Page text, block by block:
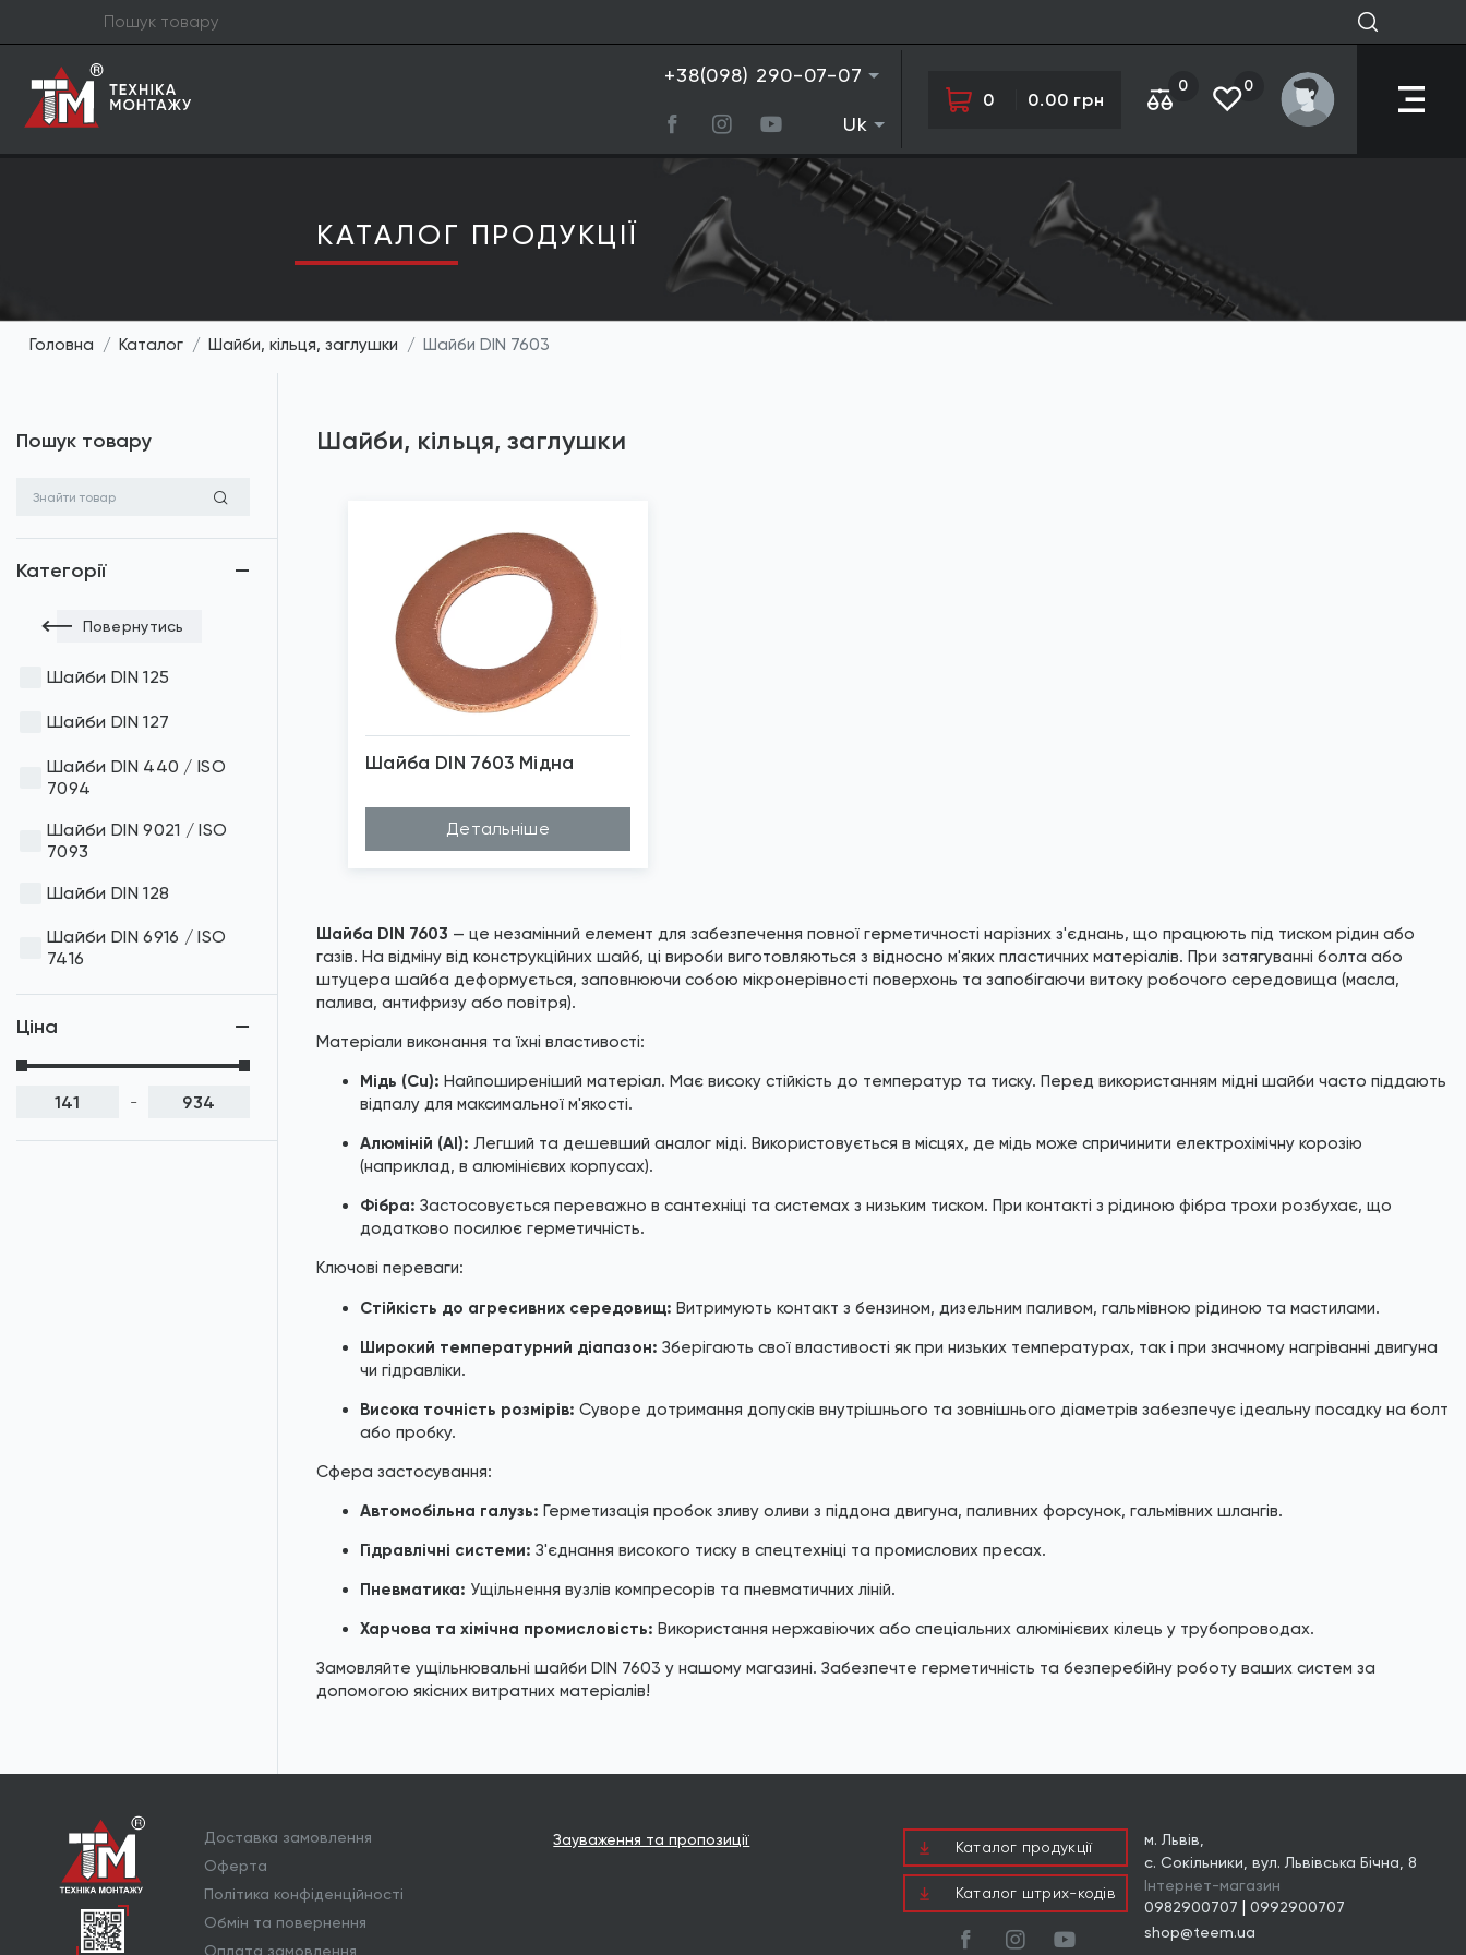
+38(098) 290-07-07
Uk
0 0.00 грн
0 0
КАТАЛОГ ПРОДУКЦIЇ
Головна Каталог Шайби, кільця, заглушки Шайби DIN 7603
Пошук товару
Категорії
Повернутись
Шайби DIN 125
Шайби DIN 127
Шайби DIN 440 / ISO
7094
Шайби DIN 9021 / ISO
7093
Шайби DIN 128
Шайби DIN 6916 / ISO
7416
Шайби DIN 6796 / ISO
10670
Шайби DIN 7603
Шайби AN 133
Кільця DIN 705
Шайби AN 81
Шайби AN 132
Шайби DIN 6340
Ціна
-
Шайби, кільця, заглушки
Шайба DIN 7603 Мідна
Зображені фото є...
Детальніше
Шайба DIN 7603 — це незамінний елемент для забезпечення повної герметичності нарізних з'єднань, що працюють під тиском рідин або
газів. На відміну від конструкційних шайб, ці вироби виготовляються з відносно м'яких пластичних матеріалів. При затягуванні болта або
штуцера шайба деформується, заповнюючи собою мікронерівності поверхонь та запобігаючи витоку робочого середовища (масла,
палива, антифризу або повітря).
Матеріали виконання та їхні властивості:
Мідь (Cu): Найпоширеніший матеріал. Має високу стійкість до температур та тиску. Перед використанням мідні шайби часто піддають
відпалу для максимальної м'якості.
Алюміній (Al): Легший та дешевший аналог міді. Використовується в місцях, де мідь може спричинити електрохімічну корозію
(наприклад, в алюмінієвих корпусах).
Фібра: Застосовується переважно в сантехніці та системах з низьким тиском. При контакті з рідиною фібра трохи розбухає, що
додатково посилює герметичність.
Ключові переваги:
Стійкість до агресивних середовищ: Витримують контакт з бензином, дизельним паливом, гальмівною рідиною та мастилами.
Широкий температурний діапазон: Зберігають свої властивості як при низьких температурах, так і при значному нагріванні двигуна
чи гідравліки.
Висока точність розмірів: Суворе дотримання допусків внутрішнього та зовнішнього діаметрів забезпечує ідеальну посадку на болт
або пробку.
Сфера застосування:
Автомобільна галузь: Герметизація пробок зливу оливи з піддона двигуна, паливних форсунок, гальмівних шлангів.
Гідравлічні системи: З'єднання високого тиску в спецтехніці та промислових пресах.
Пневматика: Ущільнення вузлів компресорів та пневматичних ліній.
Харчова та хімічна промисловість: Використання нержавіючих або спеціальних алюмінієвих кілець у трубопроводах.
Замовляйте ущільнювальні шайби DIN 7603 у нашому магазині. Забезпечте герметичність та безперебійну роботу ваших систем за
допомогою якісних витратних матеріалів!
Доставка замовлення
Оферта
Політика конфіденційності
Обмін та повернення
Оплата замовлення
Зауваження та пропозиції Каталог продукцiї
Каталог штрих-кодів
м. Львів,
с. Сокільники, вул. Львівська Бічна, 8
Інтернет-магазин
0982900707
0992900707
shop@teem.ua